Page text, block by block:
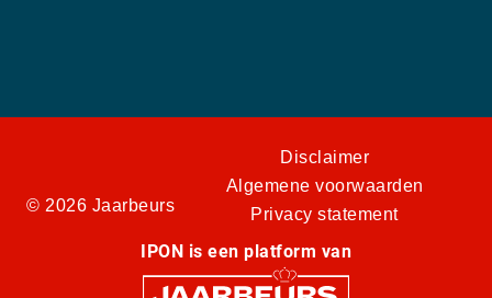
© 2026 Jaarbeurs
Disclaimer
Algemene voorwaarden
Privacy statement
IPON is een platform van